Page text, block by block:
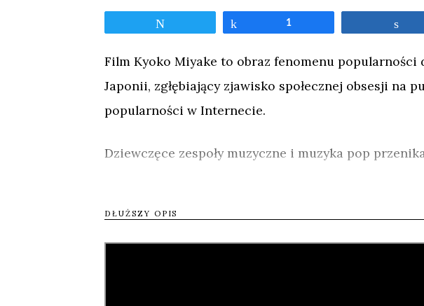
Udostępnij
1
Film Kyoko Miyake to obraz fenomenu popularności
Japonii, zgłębiający zjawisko społecznej obsesji na
popularności w Internecie.
Dziewczęce zespoły muzyczne i muzyka pop
DŁUŻSZY OPIS